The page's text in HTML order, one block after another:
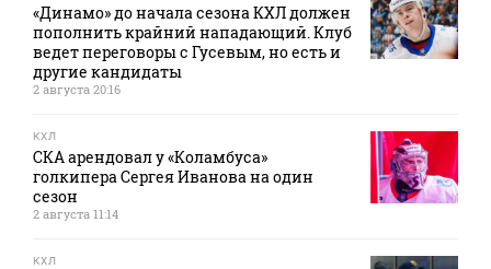
«Динамо» до начала сезона КХЛ должен
пополнить крайний нападающий. Клуб
ведет переговоры с Гусевым, но есть и
другие кандидаты
2 августа 20:16
КХЛ
СКА арендовал у «Коламбуса»
голкипера Сергея Иванова на один
сезон
2 августа 11:14
КХЛ